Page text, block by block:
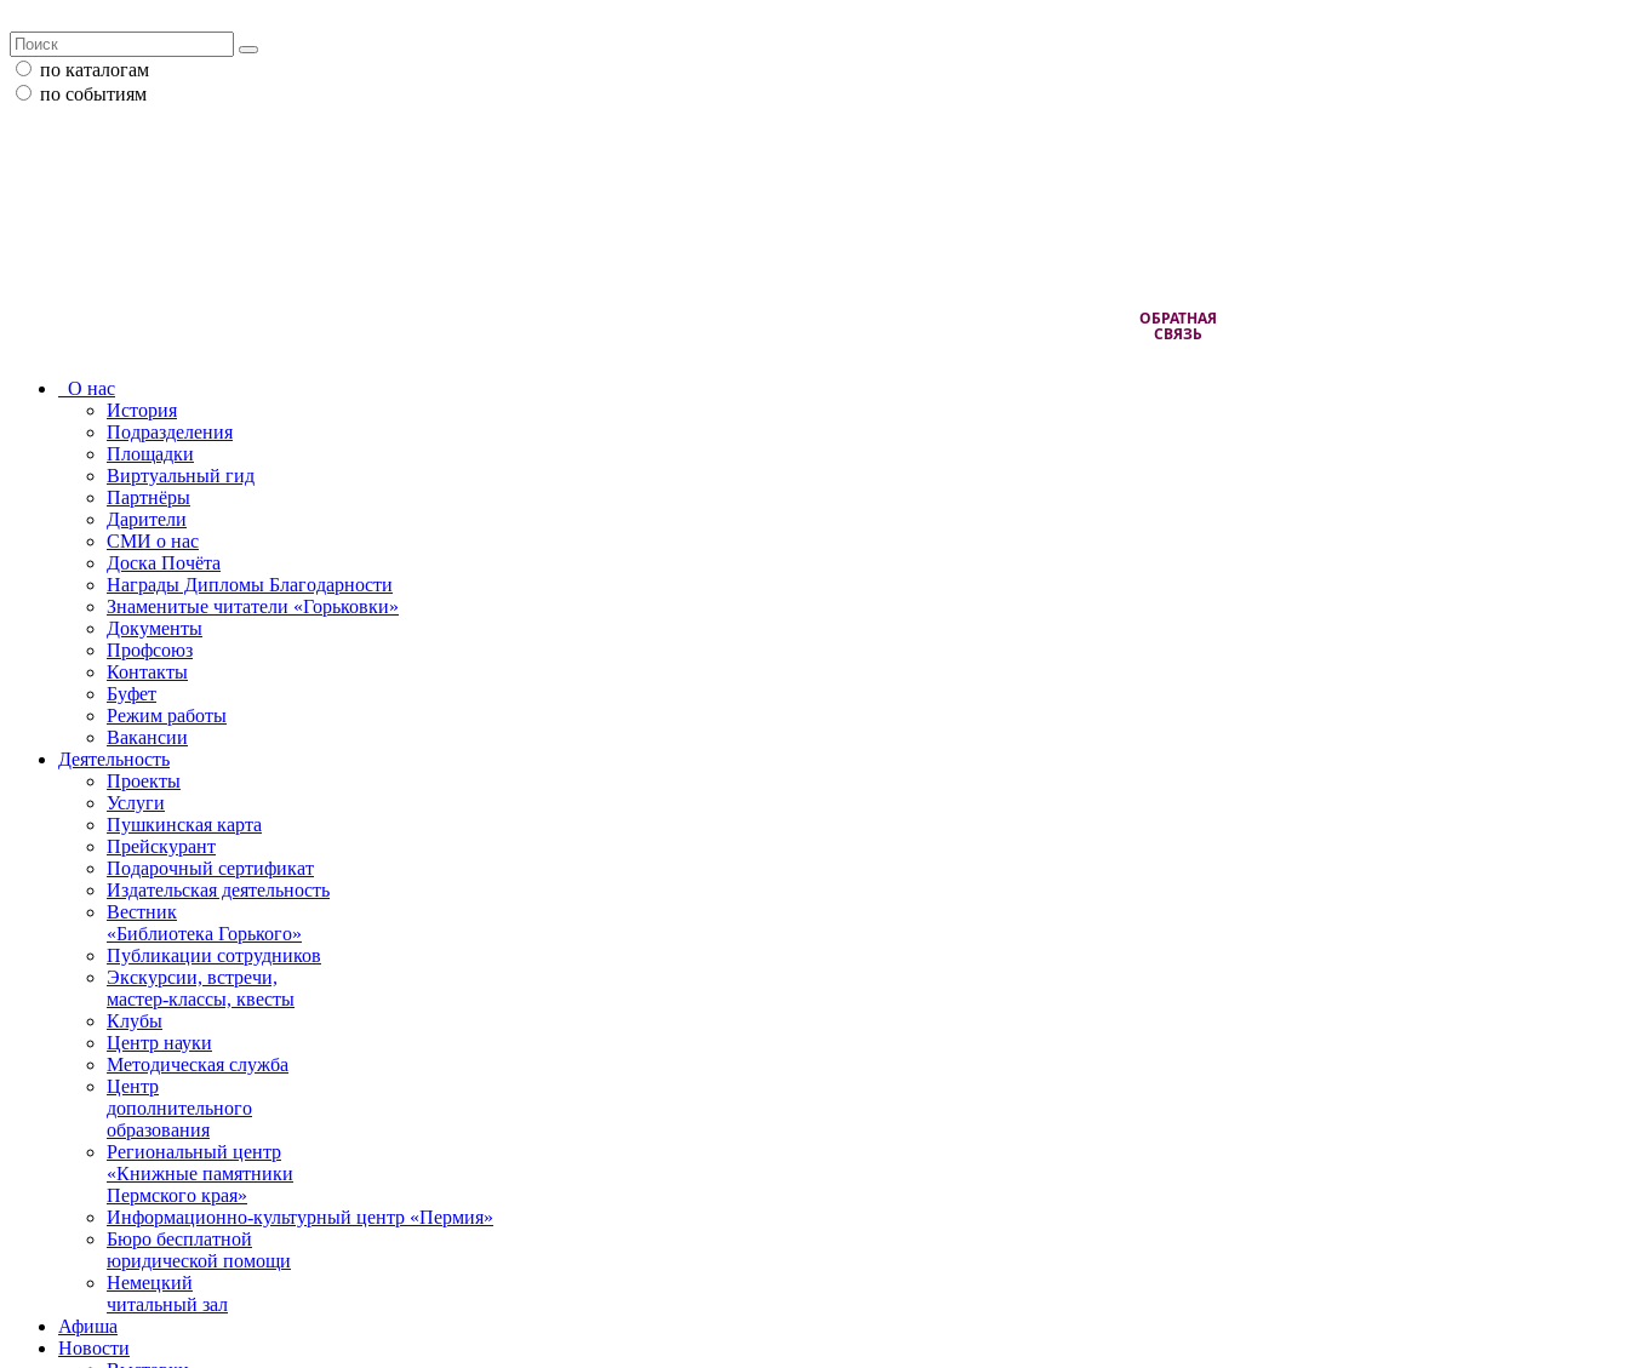
по каталогам
по событиям
ОБРАТНАЯ
СВЯЗЬ
О нас
История
Подразделения
Площадки
Виртуальный гид
Партнёры
Дарители
СМИ о нас
Доска Почёта
Награды Дипломы Благодарности
Знаменитые читатели «Горьковки»
Документы
Профсоюз
Контакты
Буфет
Режим работы
Вакансии
Деятельность
Проекты
Услуги
Пушкинская карта
Прейскурант
Подарочный сертификат
Издательская деятельность
Вестник
«Библиотека Горького»
Публикации сотрудников
Экскурсии, встречи,
мастер-классы, квесты
Клубы
Центр науки
Методическая служба
Центр
дополнительного
образования
Региональный центр
«Книжные памятники
Пермского края»
Информационно-культурный центр «Пермия»
Бюро бесплатной
юридической помощи
Немецкий
читальный зал
Афиша
Новости